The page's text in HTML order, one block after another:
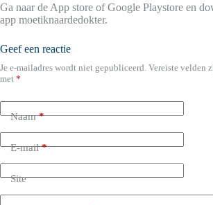
Ga naar de App store of Google Playstore en
app moetiknaardedokter.
Geef een reactie
Je e-mailadres wordt niet gepubliceerd. Vereiste velden
met *
Naam*
E-mail*
Site